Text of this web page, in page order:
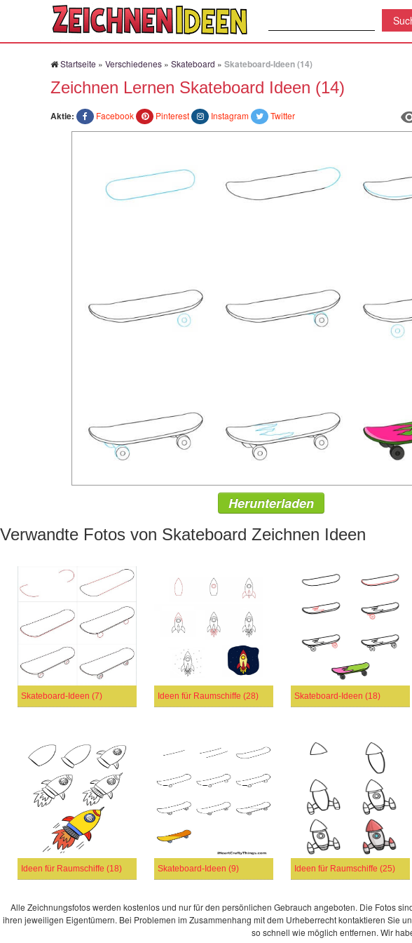
Startseite » Verschiedenes » Skateboard » Skateboard-Ideen (14)
Zeichnen Lernen Skateboard Ideen (14)
Aktie: Facebook Pinterest Instagram Twitter
Herunterladen
Verwandte Fotos von Skateboard Zeichnen Ideen
Skateboard-Ideen (7) Ideen für Raumschiffe (28) Skateboard-Ideen (18)
Ideen für Raumschiffe (18) Skateboard-Ideen (9) Ideen für Raumschiffe (25)
Alle Zeichnungsfotos werden kostenlos und nur für den persönlichen Gebrauch angeboten. Die Fotos
ihren jeweiligen Eigentümern. Bei Problemen im Zusammenhang mit dem Urheberrecht kontaktieren Sie
so schnell wie möglich entfernen. Wir